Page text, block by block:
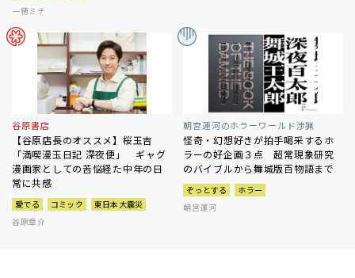
一穂ミチ
谷原書店
【谷原店長のオススメ】桜玉吉
「満喫漫玉日記 深夜便」 ギャグ
漫画家としての苦悩経た中年の日
常に共感
愛でる コミック
東日本大震災
谷原章介
朝宮運河のホラーワールド渉猟
怪奇・幻想好きが拍手喝采するホ
ラーの好企画３点 超常現象研究
のバイブルから舞城版百物語まで
ぞっとする
ホラー
朝宮運河